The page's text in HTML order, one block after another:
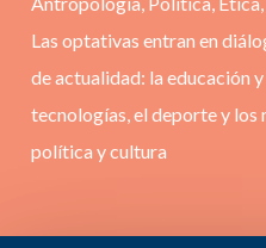
Las optativas entran en
de actualidad: la educación
tecnologías, el deporte y los
política y cultura